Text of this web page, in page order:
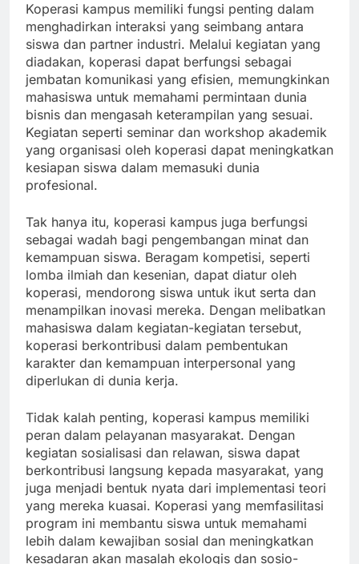
Koperasi kampus memiliki fungsi penting dalam
menghadirkan interaksi yang seimbang antara
siswa dan partner industri. Melalui kegiatan yang
diadakan, koperasi dapat berfungsi sebagai
jembatan komunikasi yang efisien, memungkinkan
mahasiswa untuk memahami permintaan dunia
bisnis dan mengasah keterampilan yang sesuai.
Kegiatan seperti seminar dan workshop akademik
yang organisasi oleh koperasi dapat meningkatkan
kesiapan siswa dalam memasuki dunia
profesional.
Tak hanya itu, koperasi kampus juga berfungsi
sebagai wadah bagi pengembangan minat dan
kemampuan siswa. Beragam kompetisi, seperti
lomba ilmiah dan kesenian, dapat diatur oleh
koperasi, mendorong siswa untuk ikut serta dan
menampilkan inovasi mereka. Dengan melibatkan
mahasiswa dalam kegiatan-kegiatan tersebut,
koperasi berkontribusi dalam pembentukan
karakter dan kemampuan interpersonal yang
diperlukan di dunia kerja.
Tidak kalah penting, koperasi kampus memiliki
peran dalam pelayanan masyarakat. Dengan
kegiatan sosialisasi dan relawan, siswa dapat
berkontribusi langsung kepada masyarakat, yang
juga menjadi bentuk nyata dari implementasi teori
yang mereka kuasai. Koperasi yang memfasilitasi
program ini membantu siswa untuk memahami
lebih dalam kewajiban sosial dan meningkatkan
kesadaran akan masalah ekologis dan sosio-